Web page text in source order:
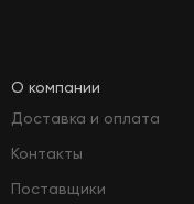
О компании
Доставка и оплата
Контакты
Поставщики